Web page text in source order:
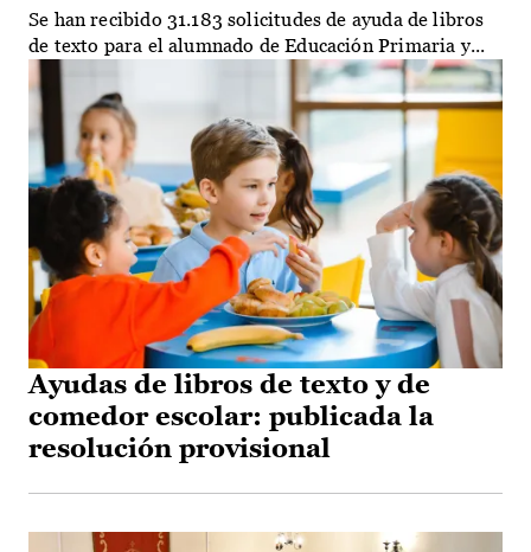
Ayudas de libros de texto y de
comedor escolar: publicada la
resolución provisional
Se han recibido 31.183 solicitudes de ayuda de libros
de texto para el alumnado de Educación Primaria y...